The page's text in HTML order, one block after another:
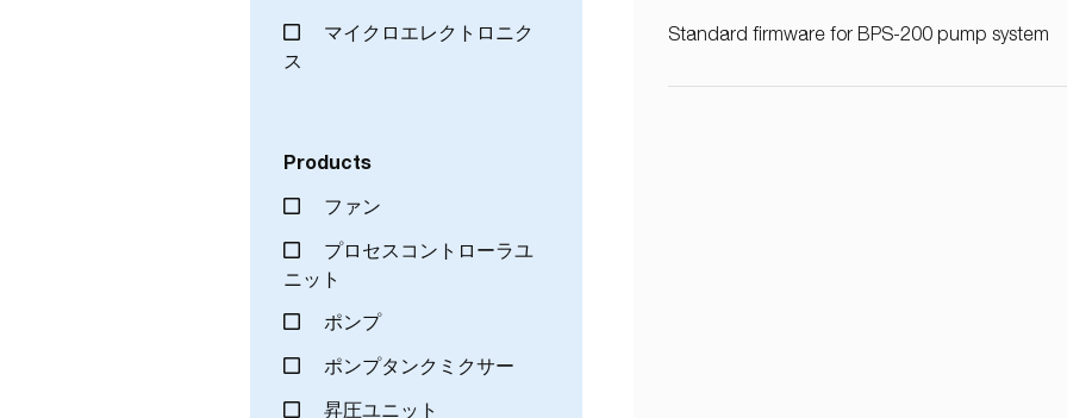
マイクロエレクトロニク
ス
Products
ファン
プロセスコントローラユ
ニット
ポンプ
ポンプタンクミクサー
昇圧ユニット
Standard firmware for BPS-200 pump system